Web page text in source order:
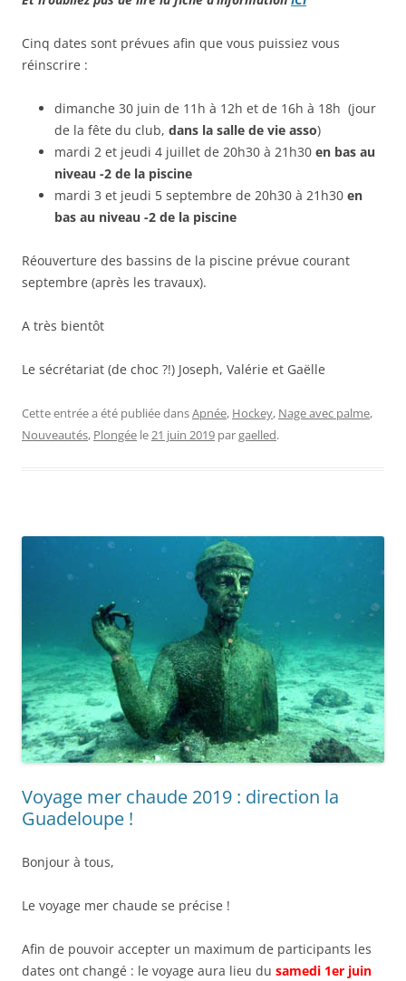
Cinq dates sont prévues afin que vous puissiez vous
réinscrire :
dimanche 30 juin de 11h à 12h et de 16h à 18h (jour
de la fête du club, dans la salle de vie asso)
mardi 2 et jeudi 4 juillet de 20h30 à 21h30 en bas au
niveau -2 de la piscine
mardi 3 et jeudi 5 septembre de 20h30 à 21h30 en
bas au niveau -2 de la piscine
Réouverture des bassins de la piscine prévue courant
septembre (après les travaux).
A très bientôt
Le sécrétariat (de choc ?!) Joseph, Valérie et Gaëlle
Cette entrée a été publiée dansApnée, Hockey, Nage avec palme,
Nouveautés, Plongée le21 juin 2019 pargaelled.
Voyage mer chaude 2019 : direction la
Guadeloupe !
Bonjour à tous,
Le voyage mer chaude se précise !
Afin de pouvoir accepter un maximum de participants les
dates ont changé : le voyage aura lieu du samedi 1er juin